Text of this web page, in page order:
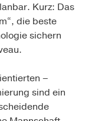
Kurz: Das
die beste
sichern
–
sind ein